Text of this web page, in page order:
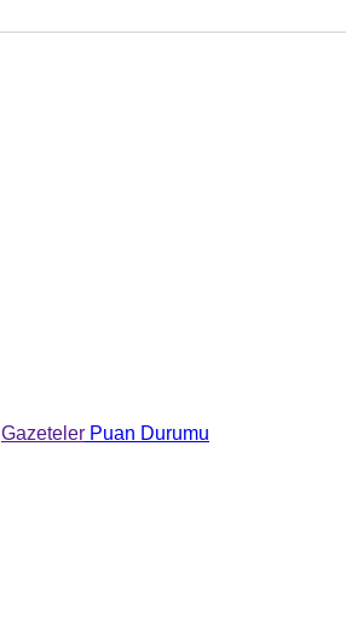
Gazeteler Puan Durumu